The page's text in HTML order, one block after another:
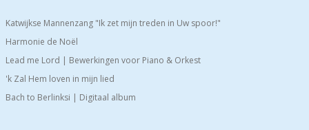
Katwijkse Mannenzang "Ik zet mijn treden in Uw spoor!"
Harmonie de Noël
Lead me Lord | Bewerkingen voor Piano & Orkest
'k Zal Hem loven in mijn lied
Bach to Berlinksi | Digitaal album